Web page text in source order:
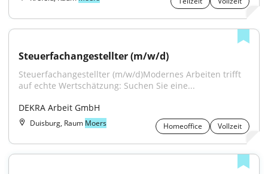
Steuerfachangestellter (m/w/d)
Steuerfachangestellter (m/w/d)Modernes Arbeiten trifft
auf echte Wertschätzung: Suchen Sie eine...
DEKRA Arbeit GmbH
Duisburg, Raum Moers Homeoffice Vollzeit